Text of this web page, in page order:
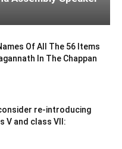
Of All The 56 Items
In The Chappan
re-introducing
V and class VII: